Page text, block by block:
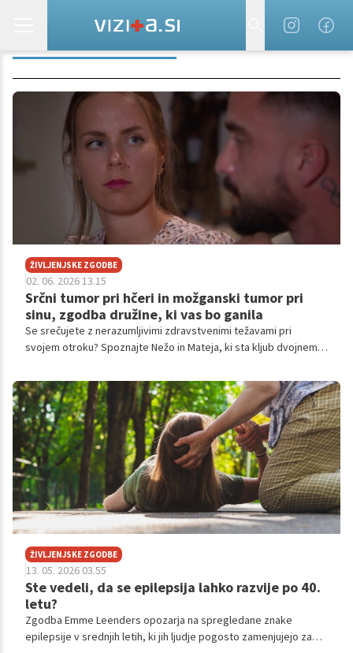
EPILEPTIČNI NAPAD
ŽIVLJENJSKE ZGODBE
02. 06. 2026 13.15
Srčni tumor pri hčeri in možganski tumor pri
sinu, zgodba družine, ki vas bo ganila
Se srečujete z nerazumljivimi zdravstvenimi težavami pri
svojem otroku? Spoznajte Nežo in Mateja, ki sta kljub dvojnemu
televizijski Viziti v oddaji 24UR. Poglejmo si, kaj so zapisali in kaj
so predstavili, saj gre za izjemno pomembno tematiko.
ŽIVLJENJSKE ZGODBE
13. 05. 2026 03.55
Ste vedeli, da se epilepsija lahko razvije po 40.
letu?
Zgodba Emme Leenders opozarja na spregledane znake
epilepsije v srednjih letih, ki jih ljudje pogosto zamenjujejo za